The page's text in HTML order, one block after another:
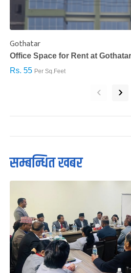
Gothatar
Office Space for Rent at Gothatar
Rs. 55 Per Sq.Feet
‹ ›
सम्बन्धित खबर